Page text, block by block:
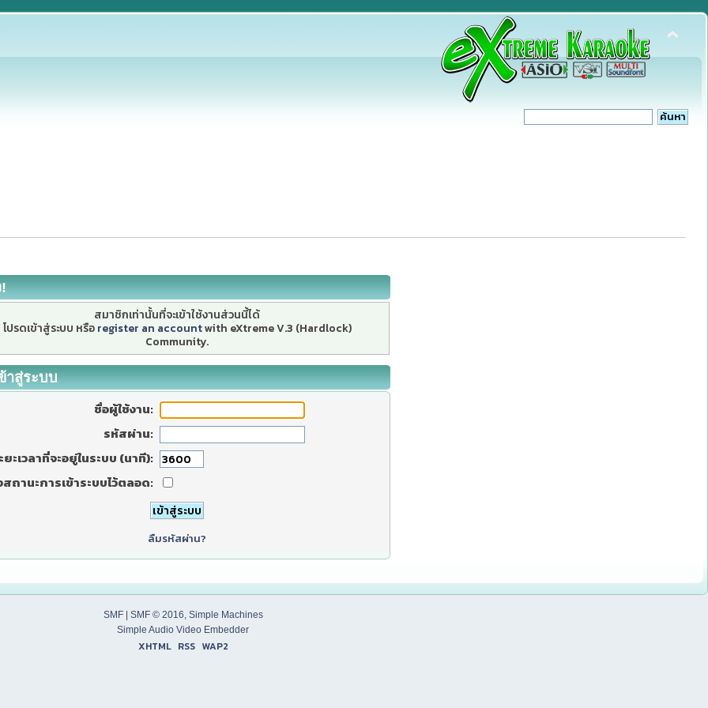
สมาชิกเท่านั้นที่จะเข้าใช้งานส่วนนี้ได้
โปรดเข้าสู่ระบบ หรือ register an accountwith eXtreme V.3 (Hardlock)
Community.
าสู่ระบบ
ชื่อผู้ใช้งาน:
รหัสผ่าน:
ยะเวลาที่จะอยู่ในระบบ (นาที):
สถานะการเข้าระบบไว้ตลอด:
ลืมรหัสผ่าน?
SMF| SMF © 2016, Simple Machines
Simple Audio Video Embedder
XHTML RSS WAP2